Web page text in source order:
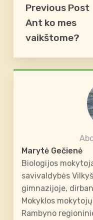
Previous Post
Ant ko mes
vaikštome?
Marytė Gečienė
Biologijos
savivaldybės
gimnazijoje,
Mokyklos
Rambyno